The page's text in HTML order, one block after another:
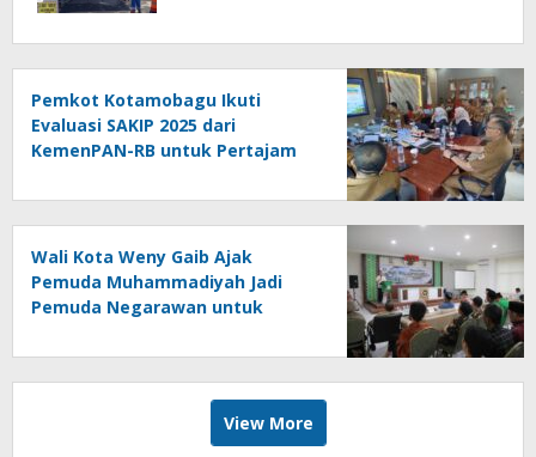
Pemkot Kotamobagu Ikuti
Evaluasi SAKIP 2025 dari
KemenPAN-RB untuk Pertajam
Wali Kota Weny Gaib Ajak
Pemuda Muhammadiyah Jadi
Pemuda Negarawan untuk
View More